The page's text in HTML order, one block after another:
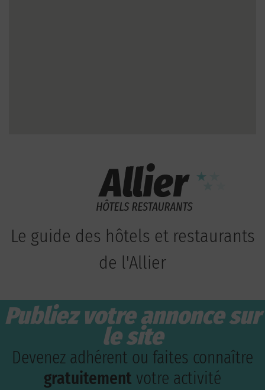
Le guide des hôtels et restaurants
de l'Allier
Publiez votre annonce sur
le site
Devenez adhérent ou faites connaître
gratuitement votre activité